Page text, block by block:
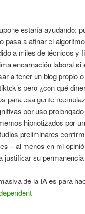
estaría ayudando;
pasa a afinar el
a miles de técnicos y
encarnación laboral si
a tener un blog propio
pero ¿con qué
para esa gente
por uso
hipnotizados por
preliminares
– al menos en mi
justificar su
de la IA es para